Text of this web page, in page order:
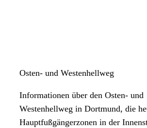
Osten- und Westenhellweg
Informationen über den Osten- und
Westenhellweg in Dortmund, die
Hauptfußgängerzonen in der